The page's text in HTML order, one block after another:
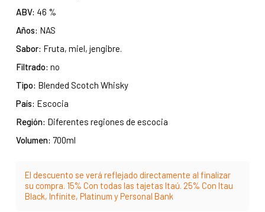
ABV: 46 %
Años: NAS
Sabor: Fruta, miel, jengibre.
Filtrado: no
Tipo: Blended Scotch Whisky
País: Escocia
Región: Diferentes regiones de escocia
Volumen: 700ml
El descuento se verá reflejado directamente al finalizar
su compra. 15% Con todas las tajetas Itaú. 25% Con Itau
Black, Infinite, Platinum y Personal Bank